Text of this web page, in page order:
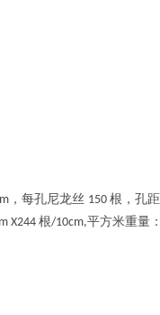
，每孔尼龙丝 150 根，孔距
X244 根/10cm,平方米重量：